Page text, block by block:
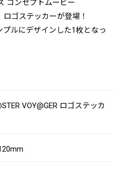
コンセプトムービー
ロゴステッカーが登場！
プルにデザインした1枚となっ
VOY@GER ロゴステッカ